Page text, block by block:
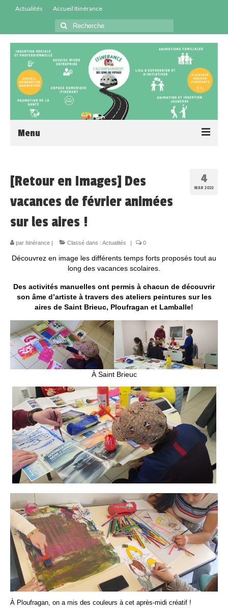
Actualités Accueil Itinérance
Menu
Centres Sociaux
Service Insertion
Médiation Santé
Espace Bénévoles
LE SOUTIEN SCOLAIRE
Le CNED
L’UPS
Actualités
Jeunesse
Espace Numérique
Mieux connaitre les voyageurs
Espace ressources à ITINERANCE
ITINERANCE en vidéos !
Contact
4
MAR 2022
[Retour en Images] Des
vacances de février animées
sur les aires !
par Itinérance | Classé dans : Actualités | 0
Découvrez en image les différents temps forts proposés tout au
long des vacances scolaires.
Des activités manuelles ont permis à chacun de découvrir
son âme d’artiste à travers des ateliers peintures sur les
aires de Saint Brieuc, Ploufragan et Lamballe!
À Saint Brieuc
À Ploufragan, on a mis des couleurs à cet après-midi créatif !